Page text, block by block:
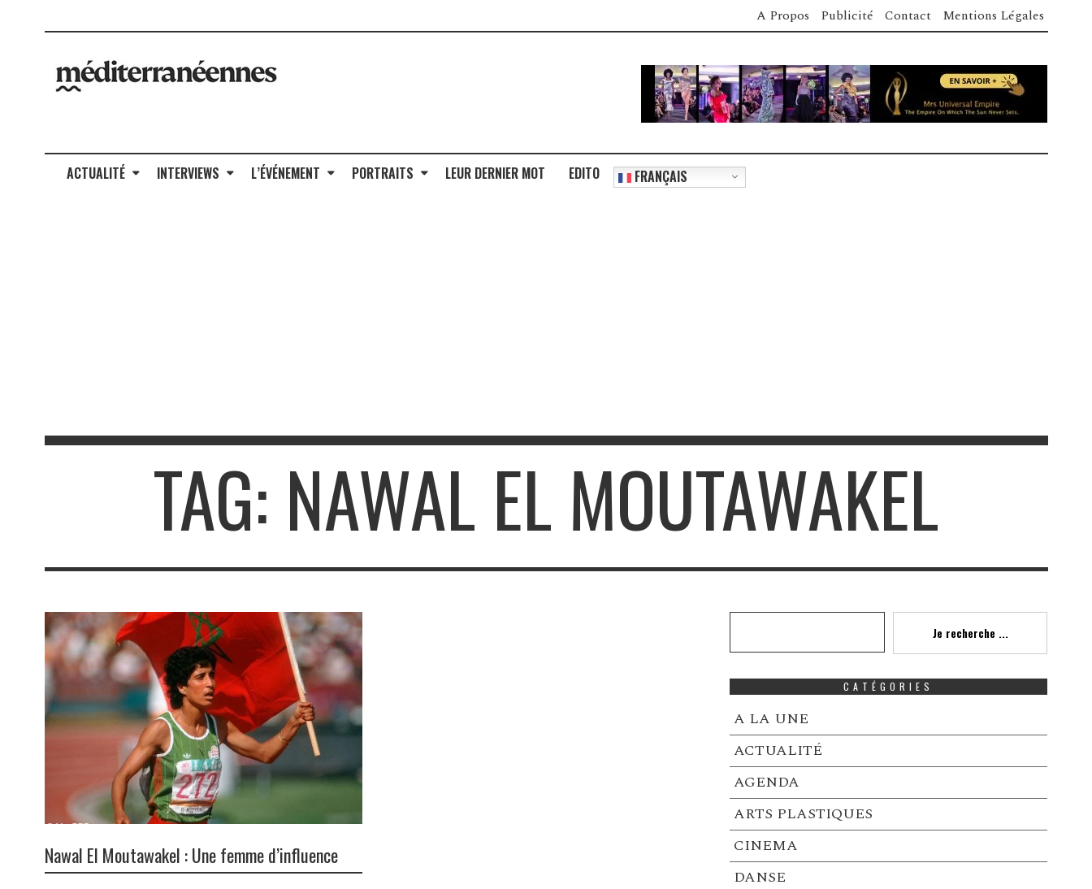
A Propos Publicité Contact Mentions Légales
ACTUALITÉ INTERVIEWS L’ÉVÉNEMENT PORTRAITS LEUR DERNIER MOT EDITO FRANÇAIS
TAG: NAWAL EL MOUTAWAKEL
Nawal El Moutawakel : Une femme d’influence
Je recherche ...
CATÉGORIES
A LA UNE
ACTUALITÉ
AGENDA
ARTS PLASTIQUES
CINEMA
DANSE